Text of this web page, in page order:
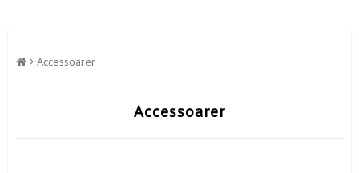
Accessoarer
Accessoarer